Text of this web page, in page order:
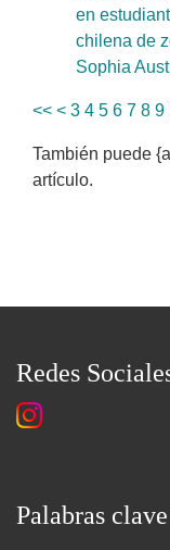
en
chilena de
Sophia
<< < 3 4 5 6 7 8 9
También puede
artículo.
Redes
Palabras clave